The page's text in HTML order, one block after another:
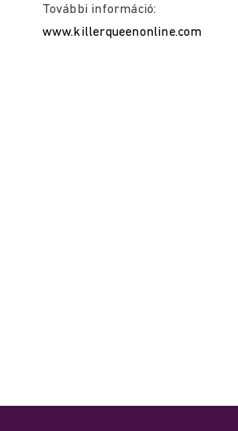
További információ:
www.killerqueenonline.com